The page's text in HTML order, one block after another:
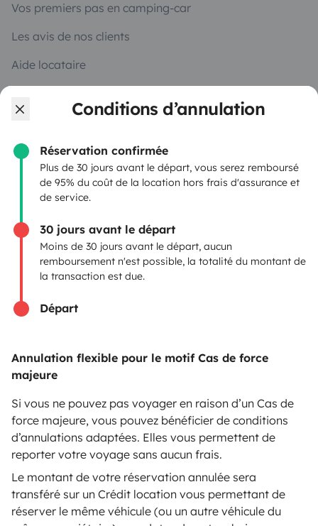
Conditions d’annulation
Réservation confirmée
Plus de 30 jours avant le départ, vous serez remboursé
de 95% du coût de la location hors frais d'assurance et
de service.
30 jours avant le départ
Moins de 30 jours avant le départ, aucun
remboursement n'est possible, la totalité du montant de
la transaction est due.
Départ
Annulation flexible pour le motif Cas de force
majeure
Si vous ne pouvez pas voyager en raison d’un Cas de
force majeure, vous pouvez bénéficier de conditions
d’annulations adaptées. Elles vous permettent de
reporter votre voyage sans aucun frais.
Le montant de votre réservation annulée sera
transféré sur un Crédit location vous permettant de
réserver le même véhicule (ou un autre véhicule du
Vos premiers pas en camping-car
Les avis de nos clients
Aide locataire
PROPRIÉTAIRES
Déposer une annonce
Contrat de location
Assistances location
Aide propriétaire
Moyens de paiement sécurisés
Paiement en plusieurs fois
Télécharger dans
l'App Store
Disponible sur
Google Play